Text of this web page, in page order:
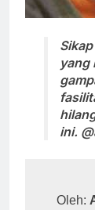
yang
ini.
Oleh: